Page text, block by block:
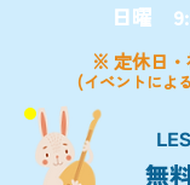
日曜
※ 定休日
(イベントによ
無